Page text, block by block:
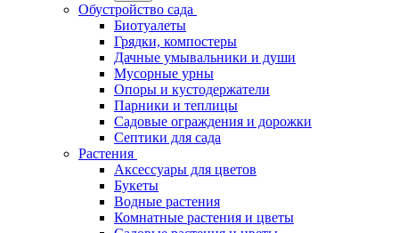
Обустройство сада
Биотуалеты
Грядки, компостеры
Дачные умывальники и души
Мусорные урны
Опоры и кустодержатели
Парники и теплицы
Садовые ограждения и дорожки
Септики для сада
Растения
Аксессуары для цветов
Букеты
Водные растения
Комнатные растения и цветы